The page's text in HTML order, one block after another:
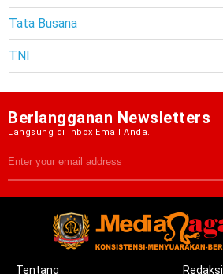
Tata Busana
TNI
Berlangganan Newsletters
Langsung di Inbox Email Anda.
Tentang Redaksi